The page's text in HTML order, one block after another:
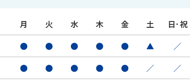
月 火 水 木 金 土
日･祝
● ● ● ● ● ▲
／
● ● ● ● ● ／ ／